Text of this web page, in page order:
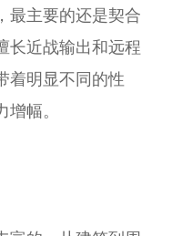
最主要的还是契合
长近战输出和远程
着明显不同的性
幅。